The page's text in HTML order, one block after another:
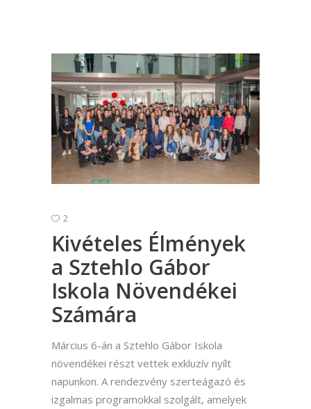
2
Kivételes Élmények
a Sztehlo Gábor
Iskola Növendékei
Számára
Március 6-án a Sztehlo Gábor Iskola
növendékei részt vettek exkluzív nyílt
napunkon. A rendezvény szerteágazó és
izgalmas programokkal szolgált, amelyek